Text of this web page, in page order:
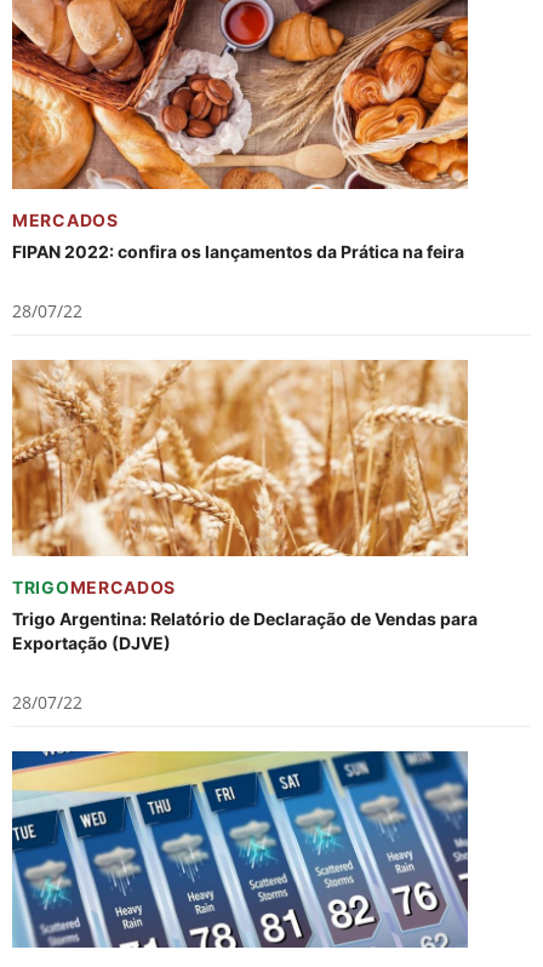
MERCADOS
FIPAN 2022: confira os lançamentos da Prática na feira
28/07/22
TRIGOMERCADOS
Trigo Argentina: Relatório de Declaração de Vendas para
Exportação (DJVE)
28/07/22